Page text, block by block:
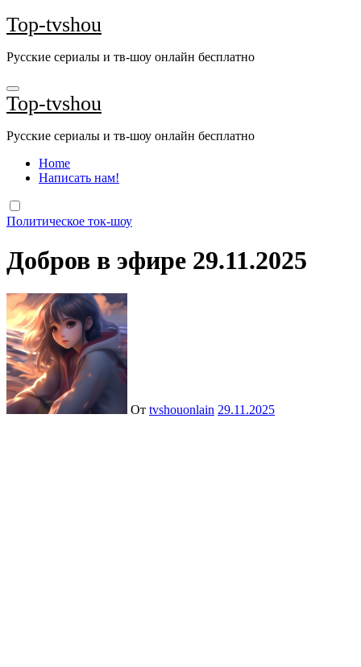
Перейти
к
Top-tvshou
Русские сериалы и тв-шоу онлайн бесплатно
Top-tvshou
Русские сериалы и тв-шоу онлайн бесплатно
Home
Написать нам!
Политическое ток-шоу
Добров в эфире 29.11.2025
От tvshouonlain 29.11.2025